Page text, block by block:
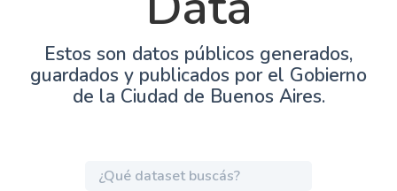
Estos son datos públicos generados,
guardados y publicados por el Gobierno
de la Ciudad de Buenos Aires.